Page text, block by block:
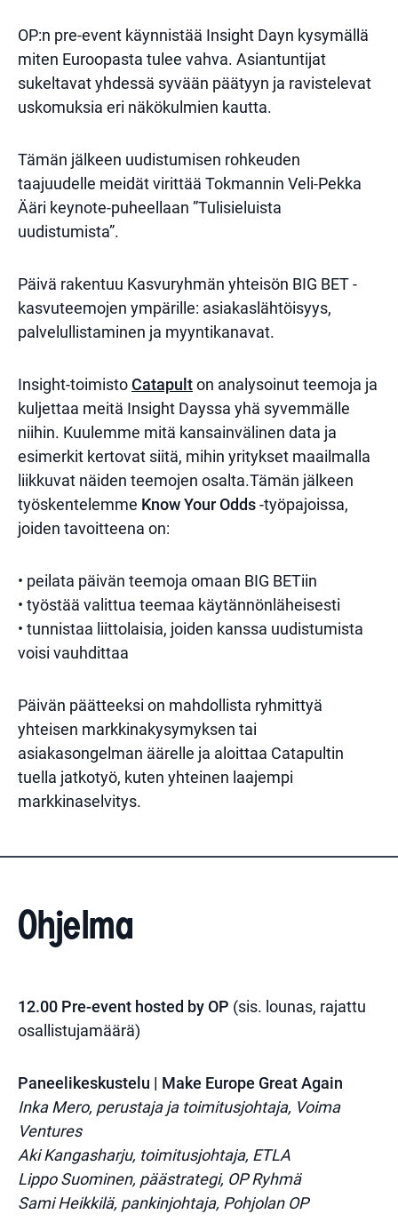
OP:n pre-event käynnistää Insight Dayn kysymällä
miten Euroopasta tulee vahva. Asiantuntijat
sukeltavat yhdessä syvään päätyyn ja ravistelevat
uskomuksia eri näkökulmien kautta.
Tämän jälkeen uudistumisen rohkeuden
taajuudelle meidät virittää Tokmannin Veli-Pekka
Ääri keynote-puheellaan ”Tulisieluista
uudistumista”.
Päivä rakentuu Kasvuryhmän yhteisön BIG BET -
kasvuteemojen ympärille: asiakaslähtöisyys,
palvelullistaminen ja myyntikanavat.
Insight-toimistoCatapulton analysoinut teemoja ja
kuljettaa meitä Insight Dayssa yhä syvemmälle
niihin. Kuulemme mitä kansainvälinen data ja
esimerkit kertovat siitä, mihin yritykset maailmalla
liikkuvat näiden teemojen osalta.Tämän jälkeen
työskentelemme Know Your Odds-työpajoissa,
joiden tavoitteena on:
• peilata päivän teemoja omaan BIG BETiin
• työstää valittua teemaa käytännönläheisesti
• tunnistaa liittolaisia, joiden kanssa uudistumista
voisi vauhdittaa
Päivän päätteeksi on mahdollista ryhmittyä
yhteisen markkinakysymyksen tai
asiakasongelman äärelle ja aloittaa Catapultin
tuella jatkotyö, kuten yhteinen laajempi
markkinaselvitys.
Ohjelma
12.00 Pre-event hosted by OP (sis. lounas, rajattu
osallistujamäärä)
Paneelikeskustelu | Make Europe Great Again
Inka Mero, perustaja ja toimitusjohtaja, Voima
Ventures
Aki Kangasharju, toimitusjohtaja, ETLA
Lippo Suominen, päästrategi, OP Ryhmä
Sami Heikkilä, pankinjohtaja, Pohjolan OP